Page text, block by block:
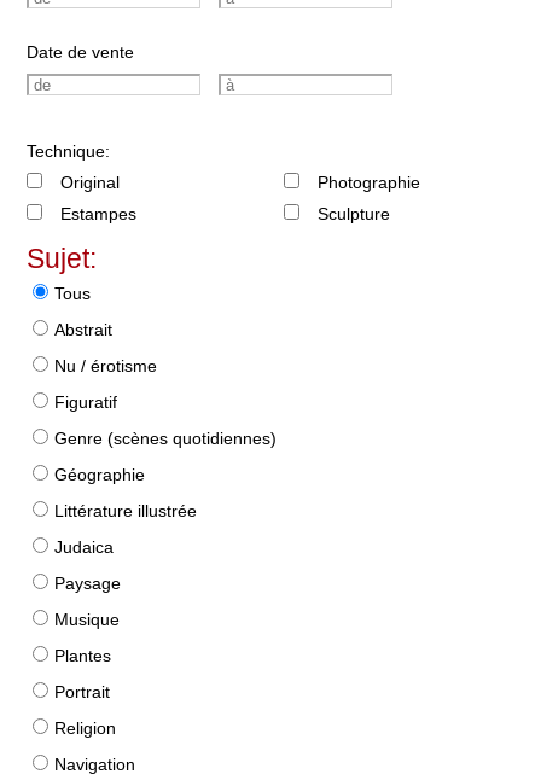
Date de vente
Technique:
Original
Estampes
Photographie
Sculpture
Sujet:
Tous
Abstrait
Nu / érotisme
Figuratif
Genre (scènes quotidiennes)
Géographie
Littérature illustrée
Judaica
Paysage
Musique
Plantes
Portrait
Religion
Navigation